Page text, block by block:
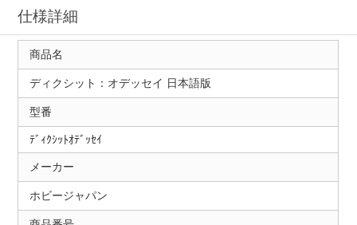
仕様詳細
商品名
ディクシット：オデッセイ 日本語版
型番
ﾃﾞｨｸｼｯﾄｵﾃﾞｯｾｲ
メーカー
ホビージャパン